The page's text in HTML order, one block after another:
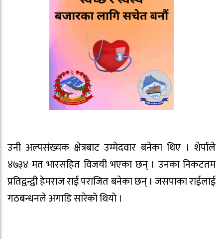
उनी अल्पसंख्यक क्षेत्रबाट उम्मेदवार बनेका थिए । शेर्पाले
४७३४ मत भारसहित विजयी भएका छन् । उनका निकटतम
प्रतिद्वन्द्वी हेमराज राई पराजित बनेका छन् । जसपाका राईलाई
गठबन्धनले अगाडि सारेको थियो ।